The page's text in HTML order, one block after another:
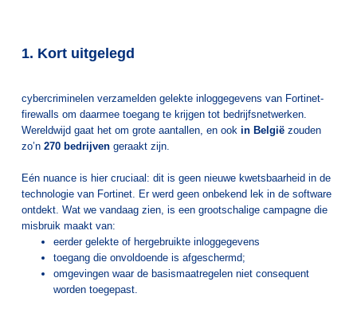
1. Kort uitgelegd
cybercriminelen verzamelden gelekte inloggegevens van Fortinet-
firewalls om daarmee toegang te krijgen tot bedrijfsnetwerken.
Wereldwijd gaat het om grote aantallen, en ook in Belgiëzouden
zo’n 270 bedrijvengeraakt zijn.
Eén nuance is hier cruciaal: dit is geen nieuwe kwetsbaarheid in de
technologie van Fortinet. Er werd geen onbekend lek in de software
ontdekt. Wat we vandaag zien, is een grootschalige campagne die
misbruik maakt van:
eerder gelekte of hergebruikte inloggegevens
toegang die onvoldoende is afgeschermd;
omgevingen waar de basismaatregelen niet consequent
worden toegepast.